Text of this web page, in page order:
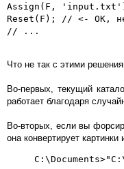
Assign(F,
Reset(F); // <- OK,
Что не так с этими
Во-первых, текущий
работает благодаря
Во-вторых, если вы
она конвертирует